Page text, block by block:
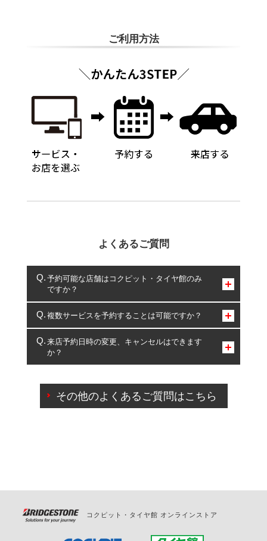
ご利用方法
よくあるご質問
予約可能な店舗はコクピット・タイヤ館のみ
ですか？
コクピット・タイヤ館のみとなります。
複数サービスを予約することは可能ですか？
複数サービスのご予約は可能です。
一部の商品・サービスの組み合わせに限り、同時にご予約が
出来ないものもございます。
来店予約日時の変更、キャンセルはできます
か？
ご来店予約日の3営業日前を過ぎている場合のご予約
の日時変更につきましては、直接ご予約の店舗まで
その他のよくあるご質問はこちら
コクピット・タイヤ館 オンラインストア